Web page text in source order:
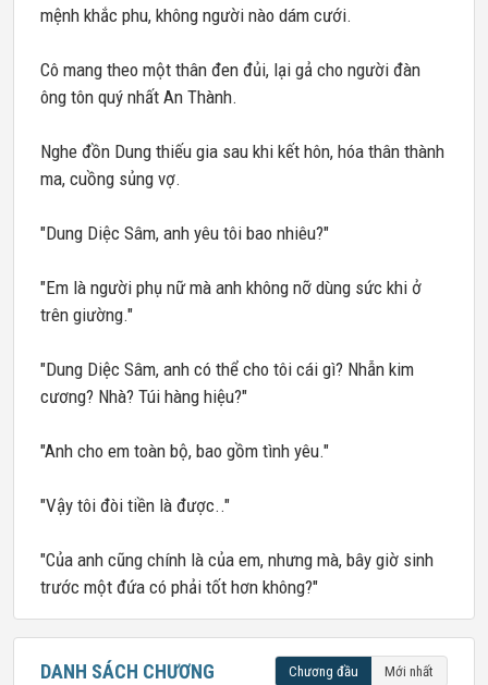
mệnh khắc phu, không người nào dám cưới.
Cô mang theo một thân đen đủi, lại gả cho người đàn
ông tôn quý nhất An Thành.
Nghe đồn Dung thiếu gia sau khi kết hôn, hóa thân thành
ma, cuồng sủng vợ.
"Dung Diệc Sâm, anh yêu tôi bao nhiêu?"
"Em là người phụ nữ mà anh không nỡ dùng sức khi ở
trên giường."
"Dung Diệc Sâm, anh có thể cho tôi cái gì? Nhẫn kim
cương? Nhà? Túi hàng hiệu?"
"Anh cho em toàn bộ, bao gồm tình yêu."
"Vậy tôi đòi tiền là được.."
"Của anh cũng chính là của em, nhưng mà, bây giờ sinh
trước một đứa có phải tốt hơn không?"
DANH SÁCH CHƯƠNG Chương đầu Mới nhất